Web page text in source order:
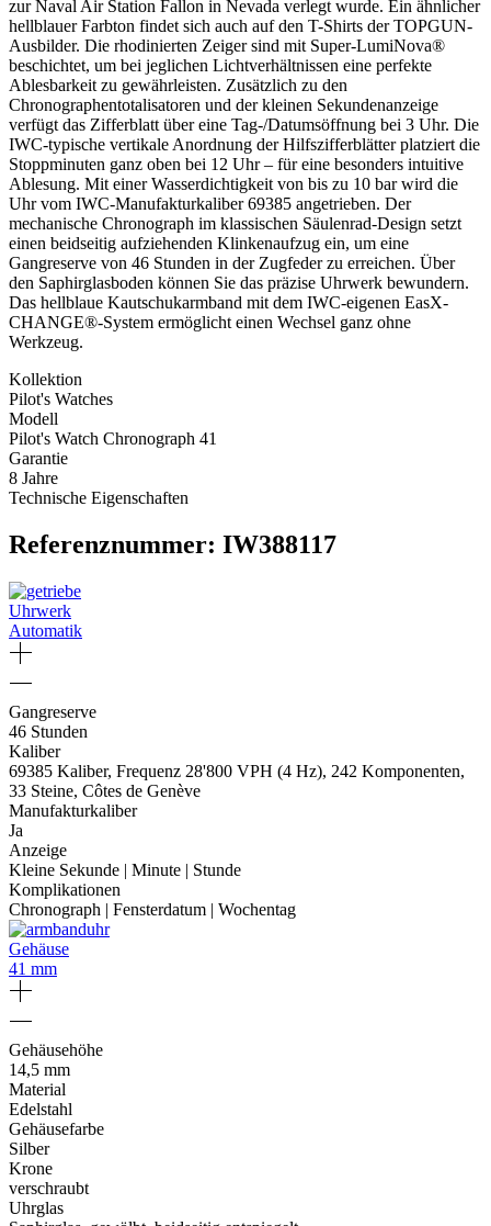
zur Naval Air Station Fallon in Nevada verlegt wurde. Ein ähnlicher
hellblauer Farbton findet sich auch auf den T-Shirts der TOPGUN-
Ausbilder. Die rhodinierten Zeiger sind mit Super-LumiNova®
beschichtet, um bei jeglichen Lichtverhältnissen eine perfekte
Ablesbarkeit zu gewährleisten. Zusätzlich zu den
Chronographentotalisatoren und der kleinen Sekundenanzeige
verfügt das Zifferblatt über eine Tag-/Datumsöffnung bei 3 Uhr. Die
IWC-typische vertikale Anordnung der Hilfszifferblätter platziert die
Stoppminuten ganz oben bei 12 Uhr – für eine besonders intuitive
Ablesung. Mit einer Wasserdichtigkeit von bis zu 10 bar wird die
Uhr vom IWC-Manufakturkaliber 69385 angetrieben. Der
mechanische Chronograph im klassischen Säulenrad-Design setzt
einen beidseitig aufziehenden Klinkenaufzug ein, um eine
Gangreserve von 46 Stunden in der Zugfeder zu erreichen. Über
den Saphirglasboden können Sie das präzise Uhrwerk bewundern.
Das hellblaue Kautschukarmband mit dem IWC-eigenen EasX-
CHANGE®-System ermöglicht einen Wechsel ganz ohne
Werkzeug.
Kollektion
Pilot's Watches
Modell
Pilot's Watch Chronograph 41
Garantie
8 Jahre
Technische Eigenschaften
Referenznummer: IW388117
Uhrwerk
Automatik
Gangreserve
46 Stunden
Kaliber
69385 Kaliber, Frequenz 28'800 VPH (4 Hz), 242 Komponenten,
33 Steine, Côtes de Genève
Manufakturkaliber
Ja
Anzeige
Kleine Sekunde | Minute | Stunde
Komplikationen
Chronograph | Fensterdatum | Wochentag
Gehäuse
41 mm
Gehäusehöhe
14,5 mm
Material
Edelstahl
Gehäusefarbe
Silber
Krone
verschraubt
Uhrglas